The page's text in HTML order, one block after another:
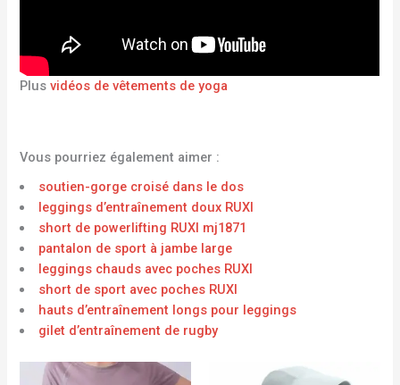
Plusvidéos de vêtements de yoga
Vous pourriez également aimer :
soutien-gorge croisé dans le dos
leggings d’entraînement doux RUXI
short de powerlifting RUXI mj1871
pantalon de sport à jambe large
leggings chauds avec poches RUXI
short de sport avec poches RUXI
hauts d’entraînement longs pour leggings
gilet d’entraînement de rugby